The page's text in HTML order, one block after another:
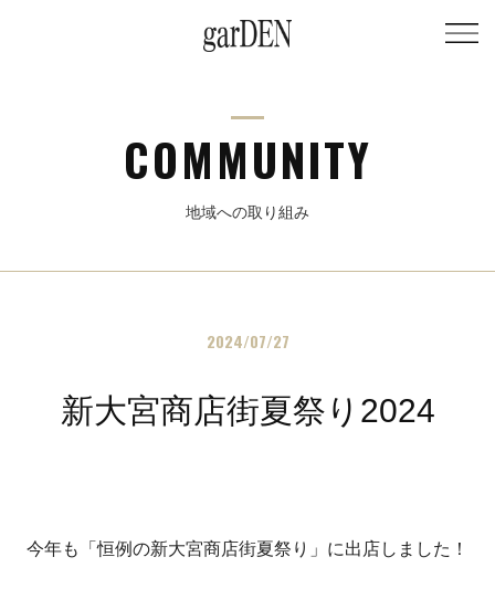
COMMUNITY
地域への取り組み
2024/07/27
新大宮商店街夏祭り2024
今年も「恒例の新大宮商店街夏祭り」に出店しました！